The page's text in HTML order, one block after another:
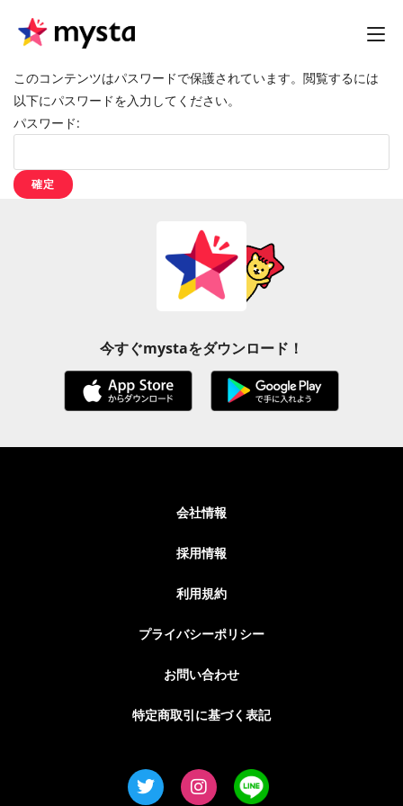
このコンテンツはパスワードで保護されています。閲覧するには
以下にパスワードを入力してください。
パスワード:
今すぐmystaをダウンロード！
会社情報
採用情報
利用規約
プライバシーポリシー
お問い合わせ
特定商取引に基づく表記